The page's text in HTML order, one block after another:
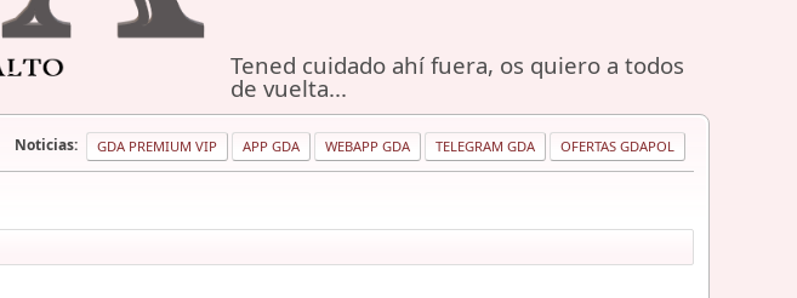
Tened cuidado ahí fuera, os quiero a todos
de vuelta...
Noticias: GDA PREMIUM VIP APP GDA WEBAPP GDA TELEGRAM GDA OFERTAS GDAPOL